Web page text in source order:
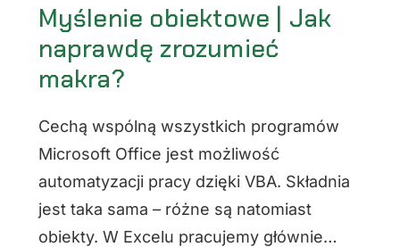
Myślenie obiektowe | Jak
naprawdę zrozumieć
makra?
Cechą wspólną wszystkich programów
Microsoft Office jest możliwość
automatyzacji pracy dzięki VBA. Składnia
jest taka sama – różne są natomiast
obiekty. W Excelu pracujemy głównie…